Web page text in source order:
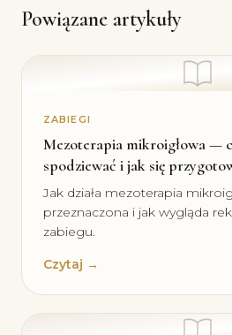
Powiązane artykuły
ZABIEGI
Mezoterapia mikroigłowa —
spodziewać i jak się
Jak działa mezoterapia
przeznaczona i jak wygląda
zabiegu.
Czytaj →